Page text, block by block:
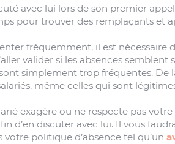
avec lui lors de son premier
pour trouver des remplaçants et
fréquemment, il est
valider si les absences
simplement trop fréquentes. De
même celles qui sont
exagère ou ne respecte pas
d’en discuter avec lui. Il vous
politique d’absence tel qu’un